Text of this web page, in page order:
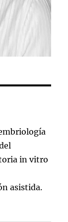
in vitro
asistida.